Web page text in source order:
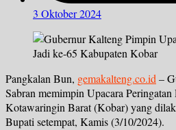
3 Oktober 2024
Pangkalan Bun, gemakalteng.co.id–
Sabran memimpin Upacara
Kotawaringin Barat (Kobar) yang
Bupati setempat, Kamis (3/10/2024).